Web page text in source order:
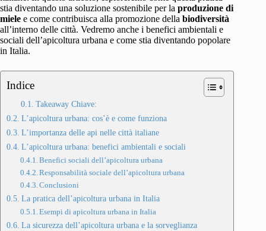
stia diventando una soluzione sostenibile per la produzione di
miele e come contribuisca alla promozione della biodiversità
all’interno delle città. Vedremo anche i benefici ambientali e
sociali dell’apicoltura urbana e come stia diventando popolare
in Italia.
Indice
Takeaway Chiave:
L’apicoltura urbana: cos’è e come funziona
L’importanza delle api nelle città italiane
L’apicoltura urbana: benefici ambientali e sociali
Benefici sociali dell’apicoltura urbana
Responsabilità sociale dell’apicoltura urbana
Conclusioni
La pratica dell’apicoltura urbana in Italia
Esempi di apicoltura urbana in Italia
La sicurezza dell’apicoltura urbana e la sorveglianza